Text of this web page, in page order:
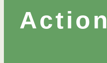
Action